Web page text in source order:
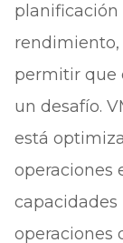
planificación
rendimiento,
permitir que
un desafío.
está
operaciones
capacidades
operaciones